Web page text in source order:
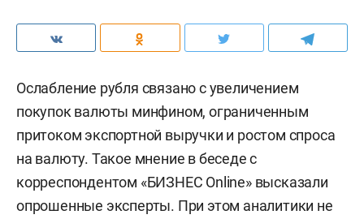
Ослабление рубля связано с увеличением
покупок валюты минфином, ограниченным
притоком экспортной выручки и ростом спроса
на валюту. Такое мнение в беседе с
корреспондентом «БИЗНЕС Online» высказали
опрошенные эксперты. При этом аналитики не